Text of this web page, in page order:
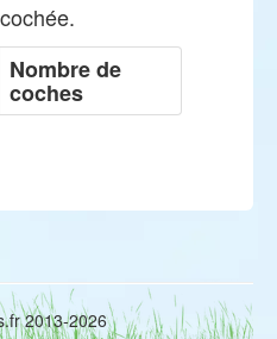
Nombre de
coches
2013-2026